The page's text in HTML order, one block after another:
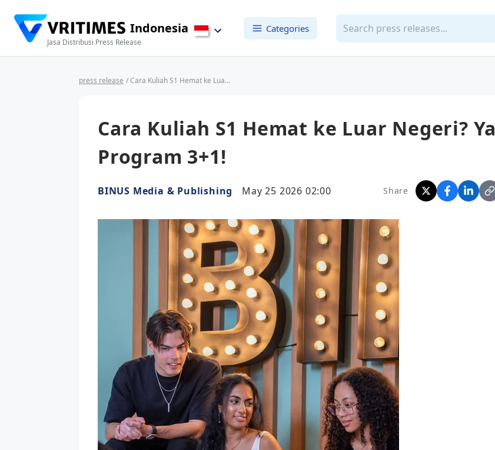
Indonesia
Jasa Distribusi Press Release
Categories
press release / Cara Kuliah S1 Hemat ke Luar Negeri? Ya Program 3+1!
Cara Kuliah S1 Hemat ke Luar Negeri? Ya
Program 3+1!
BINUS Media & Publishing May 25 2026 02:00 Share